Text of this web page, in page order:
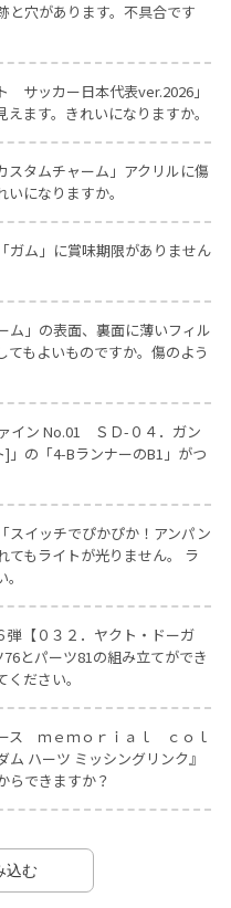
と穴があります。不具合です
サッカー日本代表ver.2026」
ます。きれいになりますか。
スタムチャーム」アクリルに傷
になりますか。
ガム」に賞味期限がありません
ム」の表面、裏面に薄いフィル
もよいものですか。傷のよう
イン No.01 ＳＤ-０４．ガン
」の「4-BランナーのB1」がつ
スイッチでぴかぴか！アンパン
てもライトが光りません。 ラ
弾【０３２．ヤクト・ドーガ
とパーツ81の組み立てができ
ださい。
ス ｍｅｍｏｒｉａｌ ｃｏｌ
ハーツ ミッシングリンク』
らできますか？
込む